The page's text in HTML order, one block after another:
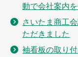
動で会社案内
さいたま商工
ただきました
袖看板の取り